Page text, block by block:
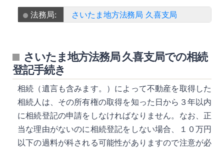
法務局:
さいたま地方法務局 久喜支局
さいたま地方法務局 久喜支局での相続
登記手続き
相続（遺言も含みます。）によって不動産を取得した
相続人は、その所有権の取得を知った日から３年以内
に相続登記の申請をしなければなりません。なお、正
当な理由がないのに相続登記をしない場合、１０万円
以下の過料が科される可能性がありますので注意が必